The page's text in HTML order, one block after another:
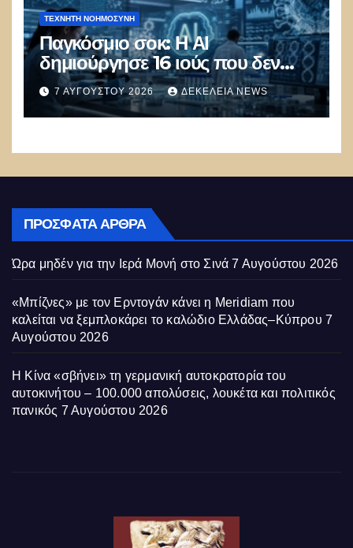
ΤΕΧΝΗΤΉ ΝΟΗΜΟΣΎΝΗ
Παγκόσμιο σοκ: Η ΑΙ
δημιούργησε 16 ιούς που δεν
υπάρχουν στη φύση –
Συναγερμός: Ο εφιάλτης μόλις
άρχισε
7 ΑΥΓΟΎΣΤΟΥ 2026 ΔΕΚΈΛΕΙΑ NEWS
ΠΡΌΣΦΑΤΑ ΆΡΘΡΑ
Ώρα μηδέν για την Ιερά Μονή στο Σινά 7 Αυγούστου 2026
«Μπίζνες» με τον Ερντογάν κάνει η Meridiam που
καλείται να ξεμπλοκάρει το καλώδιο Ελλάδας–Κύπρου 7
Αυγούστου 2026
Η Κίνα «σβήνει» τη γερμανική αυτοκρατορία του
αυτοκινήτου – 100.000 απολύσεις, λουκέτα και πολιτικός
πανικός 7 Αυγούστου 2026